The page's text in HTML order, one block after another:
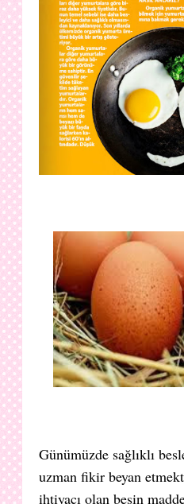
Günümüzde sağlıklı
uzman fikir beyan
ihtiyacı olan besin